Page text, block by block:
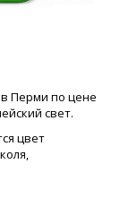
в Перми по цене
свет.
цвет